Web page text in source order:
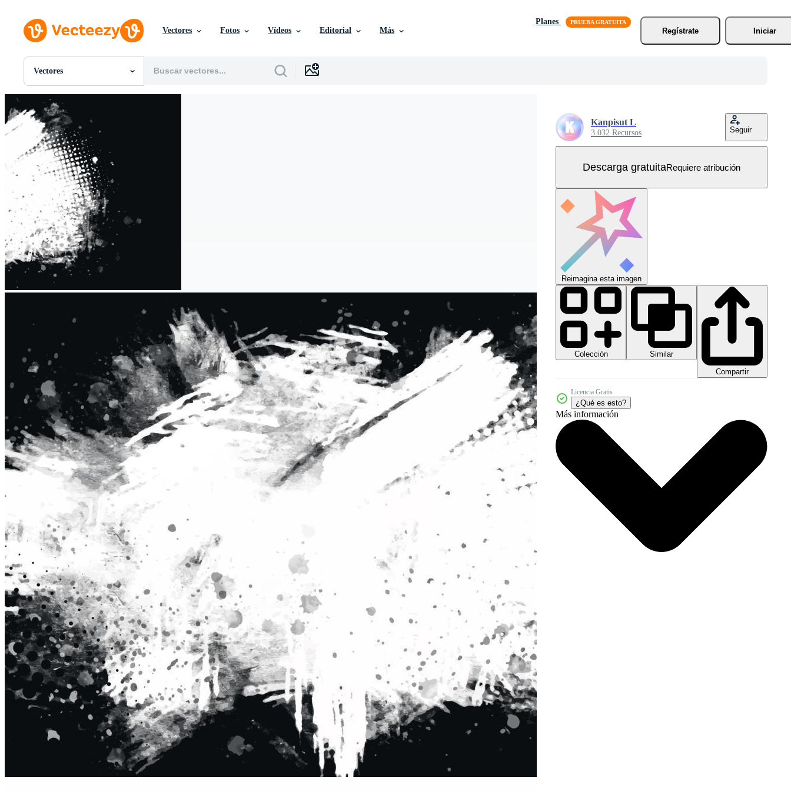
Vectores Fotos Vídeos Editorial Más
Planes
Regístrate
Iniciar
Vectores
Todas Imágenes
Fotos
PNGs
PSDs
SVGs
Plantillas
Vectores
Videos
Gráficos en Movimiento
Imágenes Editoriales
Eventos Editoriales
Kanpisut L
3.032 Recursos Seguir
Descarga gratuitaRequiere atribución
Reimagina esta imagen
Colección
Similar
Compartir
Licencia Gratis
¿Qué es esto?
Más información